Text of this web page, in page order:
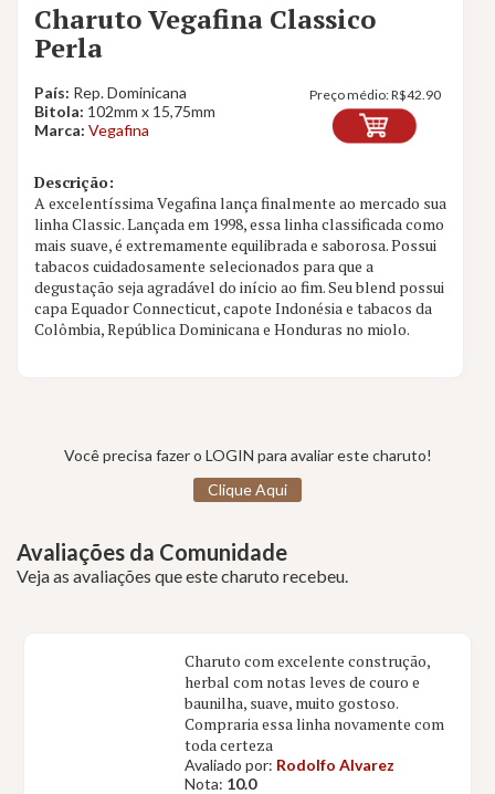
Charuto Vegafina Classico
Perla
País: Rep. Dominicana
Bitola: 102mm x 15,75mm
Marca: Vegafina
Preço médio:R$42.90
Descrição:
A excelentíssima Vegafina lança finalmente ao mercado sua
linha Classic. Lançada em 1998, essa linha classificada como
mais suave, é extremamente equilibrada e saborosa. Possui
tabacos cuidadosamente selecionados para que a
degustação seja agradável do início ao fim. Seu blend possui
capa Equador Connecticut, capote Indonésia e tabacos da
Colômbia, República Dominicana e Honduras no miolo.
Você precisa fazer o LOGIN para avaliar este charuto!
Clique Aqui
Avaliações da Comunidade
Veja as avaliações que este charuto recebeu.
Charuto com excelente construção,
herbal com notas leves de couro e
baunilha, suave, muito gostoso.
Compraria essa linha novamente com
toda certeza
Avaliado por: Rodolfo Alvarez
Nota: 10.0